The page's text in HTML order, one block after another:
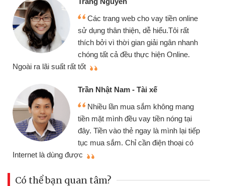
tiền online
rất
ngân nhanh
Online.
mang
nóng tại
mình lại tiếp
thoại có
Mình cần tiền gấp nên
chiếc xe wave nhưng thật
gói vay tiền bằng CMND
cần gặp mặt nên rất tiện lợi,
thiệu cho bạn bè biết
Cấn Văn Lực - Tạp hóa
Tôi kinh doanh buôn bán
nhiều lúc cần vốn nhập
đến website qua bạn bè giới
đã giải quyết được công việc
Có thể bạn quan tâm?